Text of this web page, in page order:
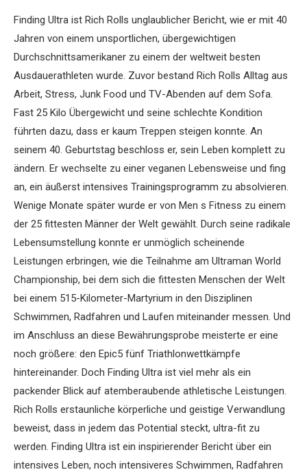
Menge
Finding Ultra ist Rich Rolls unglaublicher Bericht, wie er mit 40
Jahren von einem unsportlichen, übergewichtigen
Durchschnittsamerikaner zu einem der weltweit besten
Ausdauerathleten wurde. Zuvor bestand Rich Rolls Alltag aus
Arbeit, Stress, Junk Food und TV-Abenden auf dem Sofa.
Fast 25 Kilo Übergewicht und seine schlechte Kondition
führten dazu, dass er kaum Treppen steigen konnte. An
seinem 40. Geburtstag beschloss er, sein Leben komplett zu
ändern. Er wechselte zu einer veganen Lebensweise und fing
an, ein äußerst intensives Trainingsprogramm zu absolvieren.
Wenige Monate später wurde er von Men s Fitness zu einem
der 25 fittesten Männer der Welt gewählt. Durch seine radikale
Lebensumstellung konnte er unmöglich scheinende
Leistungen erbringen, wie die Teilnahme am Ultraman World
Championship, bei dem sich die fittesten Menschen der Welt
bei einem 515-Kilometer-Martyrium in den Disziplinen
Schwimmen, Radfahren und Laufen miteinander messen. Und
im Anschluss an diese Bewährungsprobe meisterte er eine
noch größere: den Epic5 fünf Triathlonwettkämpfe
hintereinander. Doch Finding Ultra ist viel mehr als ein
packender Blick auf atemberaubende athletische Leistungen.
Rich Rolls erstaunliche körperliche und geistige Verwandlung
beweist, dass in jedem das Potential steckt, ultra-fit zu
werden. Finding Ultra ist ein inspirierender Bericht über ein
intensives Leben, noch intensiveres Schwimmen, Radfahren